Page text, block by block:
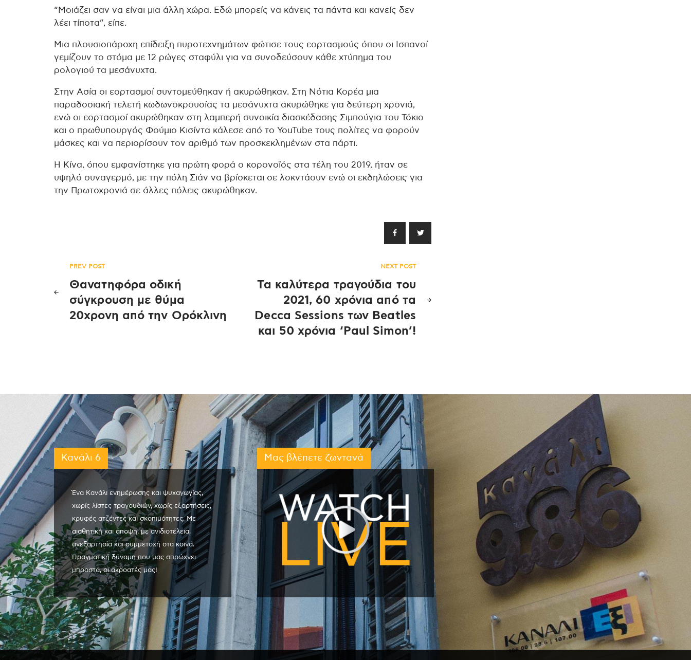
“Μοιάζει σαν να είναι μια άλλη χώρα. Εδώ μπορείς να κάνεις τα πάντα και κανείς δεν
λέει τίποτα”, είπε.
Μια πλουσιοπάροχη επίδειξη πυροτεχνημάτων φώτισε τους εορτασμούς όπου οι Ισπανοί
γεμίζουν το στόμα με 12 ρώγες σταφύλι για να συνοδεύσουν κάθε χτύπημα του
ρολογιού τα μεσάνυχτα.
Στην Ασία οι εορτασμοί συντομεύθηκαν ή ακυρώθηκαν. Στη Νότια Κορέα μια
παραδοσιακή τελετή κωδωνοκρουσίας τα μεσάνυχτα ακυρώθηκε για δεύτερη χρονιά,
ενώ οι εορτασμοί ακυρώθηκαν στη λαμπερή συνοικία διασκέδασης Σιμπούγια του Τόκιο
και ο πρωθυπουργός Φούμιο Κισίντα κάλεσε από το YouTube τους πολίτες να φορούν
μάσκες και να περιορίσουν τον αριθμό των προσκεκλημένων στα πάρτι.
Η Κίνα, όπου εμφανίστηκε για πρώτη φορά ο κορονοϊός στα τέλη του 2019, ήταν σε
υψηλό συναγερμό, με την πόλη Σιάν να βρίσκεται σε λοκντάουν ενώ οι εκδηλώσεις για
την Πρωτοχρονιά σε άλλες πόλεις ακυρώθηκαν.
Πλοήγηση
άρθρων
PREV POST
Θανατηφόρα οδική
σύγκρουση με θύμα
20χρονη από την Ορόκλινη
NEXT POST
Τα καλύτερα τραγούδια του
2021, 60 χρόνια από τα
Decca Sessions των Beatles
και 50 χρόνια ‘Paul Simon’!
Κανάλι 6
Ένα Κανάλι ενημέρωσης και ψυχαγωγίας,
χωρίς λίστες τραγουδιών, χωρίς εξαρτήσεις,
κρυφές ατζέντες και σκοπιμότητες. Με
αισθητική και άποψη, με ανιδιοτέλεια,
ανεξαρτησία και συμμετοχή στα κοινά.
Πραγματική δύναμη που μας σπρώχνει
μπροστά, οι ακροατές μας!
Μας βλέπετε ζωντανά